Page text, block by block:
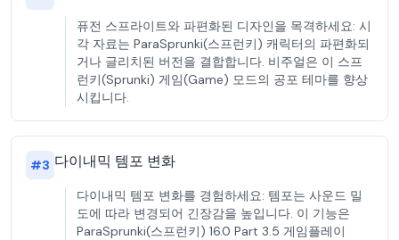
퓨전 스프라이트와 파편화된 디자인을 목격하세요: 시
각 자료는 ParaSprunki(스프런키) 캐릭터의 파편화되
거나 글리치된 버전을 결합합니다. 비주얼은 이 스프
런키(Sprunki) 게임(Game) 모드의 공포 테마를 향상
시킵니다.
#3 다이내믹 템포 변화
다이내믹 템포 변화를 경험하세요: 템포는 사운드 밀
도에 따라 변경되어 긴장감을 높입니다. 이 기능은
ParaSprunki(스프런키) 16.0 Part 3.5 게임플레이